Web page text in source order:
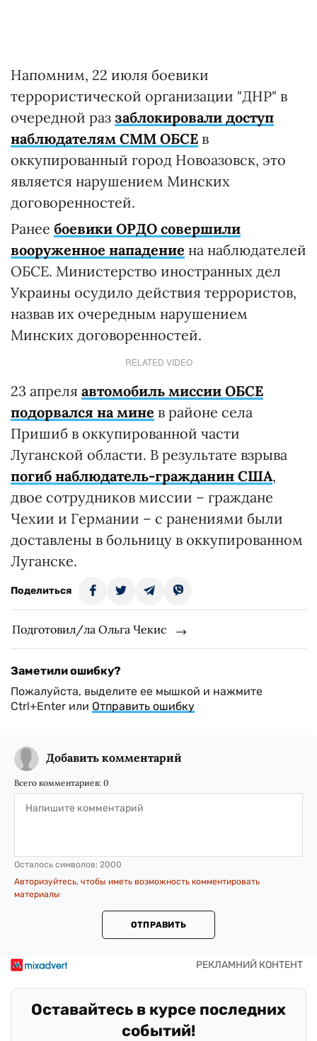
Напомним, 22 июля боевики
террористической организации "ДНР" в
очередной раз заблокировали доступ
наблюдателям СММ ОБСЕ в
оккупированный город Новоазовск, это
является нарушением Минских
договоренностей.
Ранее боевики ОРДО совершили
вооруженное нападение на наблюдателей
ОБСЕ. Министерство иностранных дел
Украины осудило действия террористов,
назвав их очередным нарушением
Минских договоренностей.
RELATED VIDEO
23 апреля автомобиль миссии ОБСЕ
подорвался на мине в районе села
Пришиб в оккупированной части
Луганской области. В результате взрыва
погиб наблюдатель-гражданин США,
двое сотрудников миссии – граждане
Чехии и Германии – с ранениями были
доставлены в больницу в оккупированном
Луганске.
Поделиться
Подготовил/ла Ольга Чекис
Заметили ошибку?
Пожалуйста, выделите ее мышкой и нажмите
Ctrl+Enter или Отправить ошибку
Добавить комментарий
Всего комментариев: 0
Осталось символов: 2000
Авторизуйтесь, чтобы иметь возможность комментировать
материалы
ОТПРАВИТЬ
Оставайтесь в курсе последних
событий!